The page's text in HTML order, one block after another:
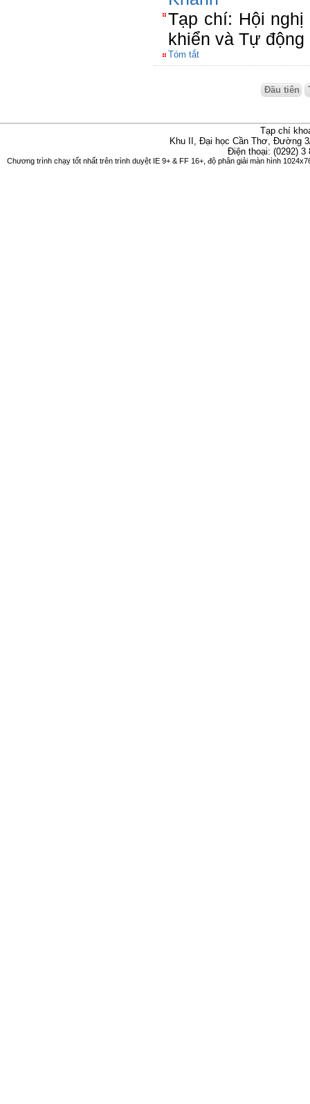
Tạp chí: Hội
khiển và Tự động
Tóm tắt
Đầu tiên
Tạp chí
Khu II, Đại học Cần Thơ, Đường
Điện thoại: (0292)
Chương trình chạy tốt nhất trên trình duyệt IE 9+ & FF 16+, độ phân giải màn hình